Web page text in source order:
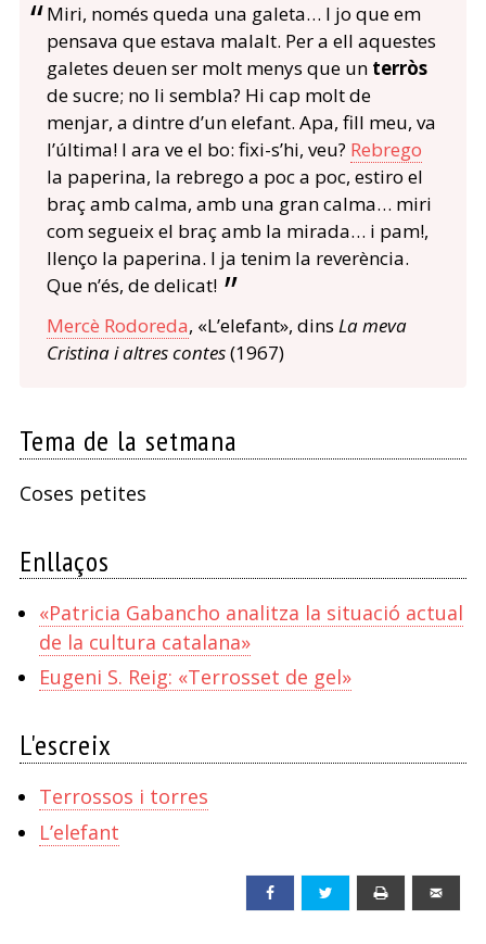
Miri, només queda una galeta… I jo que em
pensava que estava malalt. Per a ell aquestes
galetes deuen ser molt menys que un terròs
de sucre; no li sembla? Hi cap molt de
menjar, a dintre d’un elefant. Apa, fill meu, va
l’última! I ara ve el bo: fixi-s’hi, veu? Rebrego
la paperina, la rebrego a poc a poc, estiro el
braç amb calma, amb una gran calma… miri
com segueix el braç amb la mirada… i pam!,
llenço la paperina. I ja tenim la reverència.
Que n’és, de delicat!
Mercè Rodoreda, «L’elefant», dins La meva
Cristina i altres contes(1967)
Tema de la setmana
Coses petites
Enllaços
«Patricia Gabancho analitza la situació actual
de la cultura catalana»
Eugeni S. Reig: «Terrosset de gel»
L'escreix
Terrossos i torres
L’elefant
Facebook Twitter